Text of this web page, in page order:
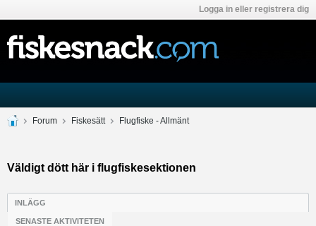
Logga in eller registrera dig
Forum Fiskesätt Flugfiske - Allmänt
Väldigt dött här i flugfiskesektionen
INLÄGG
SENASTE AKTIVITETEN